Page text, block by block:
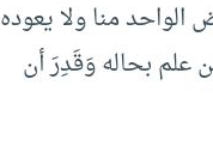
منا ولا يعوده
علم بحاله وَقَدِرَ أن